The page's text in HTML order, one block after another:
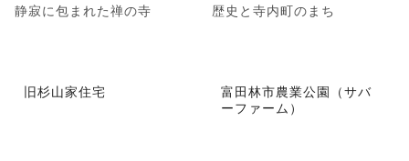
静寂に包まれた禅の寺 歴史と寺内町のまち
旧杉山家住宅
富田林市農業公園（サバ
ーファーム）